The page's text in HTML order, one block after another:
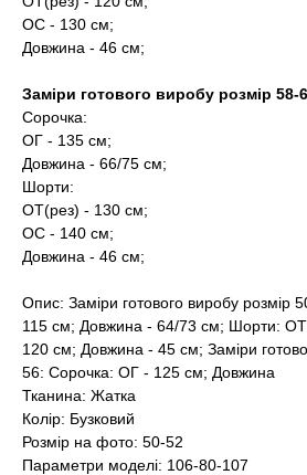
ОС - 130 см;
Довжина - 46 см;
Заміри готового виробу розмір 58-
Сорочка:
ОГ - 135 см;
Довжина - 66/75 см;
Шорти:
ОТ(рез) - 130 см;
ОС - 140 см;
Довжина - 46 см;
Опис: Заміри готового виробу розмір
115 см; Довжина - 64/73 см; Шорти:
120 см; Довжина - 45 см; Заміри
56: Сорочка: ОГ - 125 см; Довжина
Тканина: Жатка
Колір: Бузковий
Розмір на фото: 50-52
Параметри моделі: 106-80-107